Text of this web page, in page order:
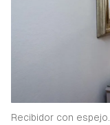
Recibidor con espejo.